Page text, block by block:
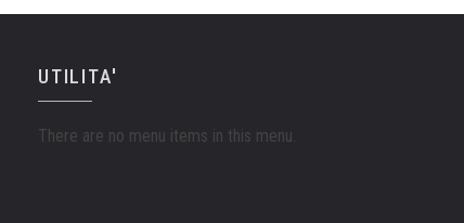
UTILITA'
There are no menu items in this menu.